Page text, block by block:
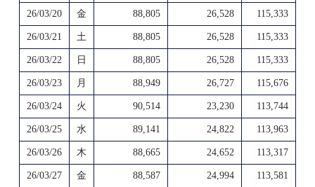
26/03/20 金 88,805 26,528 115,333
26/03/21 土 88,805 26,528 115,333
26/03/22 日 88,805 26,528 115,333
26/03/23 月 88,949 26,727 115,676
26/03/24 火 90,514 23,230 113,744
26/03/25 水 89,141 24,822 113,963
26/03/26 木 88,665 24,652 113,317
26/03/27 金 88,587 24,994 113,581